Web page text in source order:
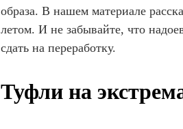
образа. В нашем материале
летом. И не забывайте, что
сдать на переработку.
Туфли на